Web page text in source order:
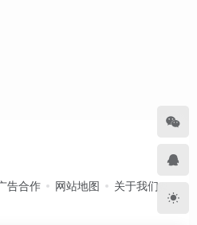
告合作 网站地图 关于我们